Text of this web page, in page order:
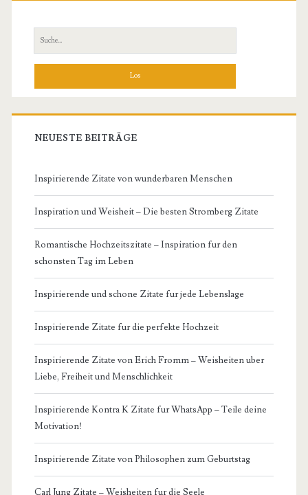
Suche
nach:
NEUESTE BEITRÄGE
Inspirierende Zitate von wunderbaren Menschen
Inspiration und Weisheit – Die besten Stromberg Zitate
Romantische Hochzeitszitate – Inspiration fur den
schonsten Tag im Leben
Inspirierende und schone Zitate fur jede Lebenslage
Inspirierende Zitate fur die perfekte Hochzeit
Inspirierende Zitate von Erich Fromm – Weisheiten uber
Liebe, Freiheit und Menschlichkeit
Inspirierende Kontra K Zitate fur WhatsApp – Teile deine
Motivation!
Inspirierende Zitate von Philosophen zum Geburtstag
Carl Jung Zitate – Weisheiten fur die Seele